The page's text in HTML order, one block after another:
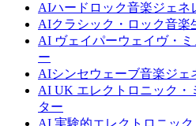
AIハードロック音楽ジェネ
AIクラシック・ロック音楽
AI ヴェイパーウェイヴ・
ー
AIシンセウェーブ音楽ジェ
AI UK エレクトロニック・
ター
AI 実験的エレクトロニッ